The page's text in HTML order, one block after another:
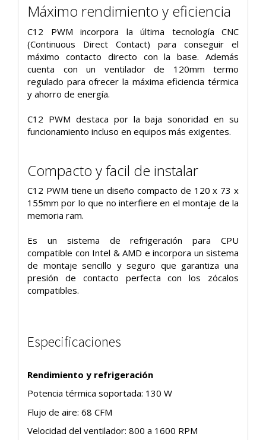
Máximo rendimiento y eficiencia
C12 PWM incorpora la última tecnología CNC
(Continuous Direct Contact) para conseguir el
máximo contacto directo con la base. Además
cuenta con un ventilador de 120mm termo
regulado para ofrecer la máxima eficiencia térmica
y ahorro de energía.
C12 PWM destaca por la baja sonoridad en su
funcionamiento incluso en equipos más exigentes.
Compacto y facil de instalar
C12 PWM tiene un diseño compacto de 120 x 73 x
155mm por lo que no interfiere en el montaje de la
memoria ram.
Es un sistema de refrigeración para CPU
compatible con Intel & AMD e incorpora un sistema
de montaje sencillo y seguro que garantiza una
presión de contacto perfecta con los zócalos
compatibles.
Especificaciones
Rendimiento y refrigeración
Potencia térmica soportada: 130 W
Flujo de aire: 68 CFM
Velocidad del ventilador: 800 a 1600 RPM